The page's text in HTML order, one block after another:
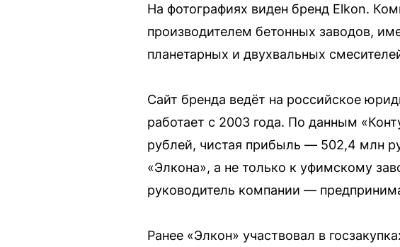
На фотографиях виден бренд Elkon.
производителем бетонных заводов,
планетарных и двухвальных
Сайт бренда ведёт на российское
работает с 2003 года. По данным
рублей, чистая прибыль — 502,4 млн
«Элкона», а не только к уфимскому
руководитель компании —
Ранее «Элкон» участвовал в